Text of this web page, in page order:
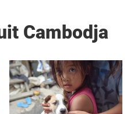
Cambodja